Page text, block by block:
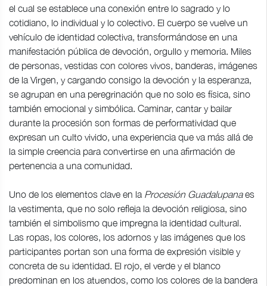
el cual se establece una conexión entre lo sagrado y lo
cotidiano, lo individual y lo colectivo. El cuerpo se vuelve un
vehículo de identidad colectiva, transformándose en una
manifestación pública de devoción, orgullo y memoria. Miles
de personas, vestidas con colores vivos, banderas, imágenes
de la Virgen, y cargando consigo la devoción y la esperanza,
se agrupan en una peregrinación que no solo es física, sino
también emocional y simbólica. Caminar, cantar y bailar
durante la procesión son formas de performatividad que
expresan un culto vivido, una experiencia que va más allá de
la simple creencia para convertirse en una afirmación de
pertenencia a una comunidad.
Uno de los elementos clave en la Procesión Guadalupanaes
la vestimenta, que no solo refleja la devoción religiosa, sino
también el simbolismo que impregna la identidad cultural.
Las ropas, los colores, los adornos y las imágenes que los
participantes portan son una forma de expresión visible y
concreta de su identidad. El rojo, el verde y el blanco
predominan en los atuendos, como los colores de la bandera